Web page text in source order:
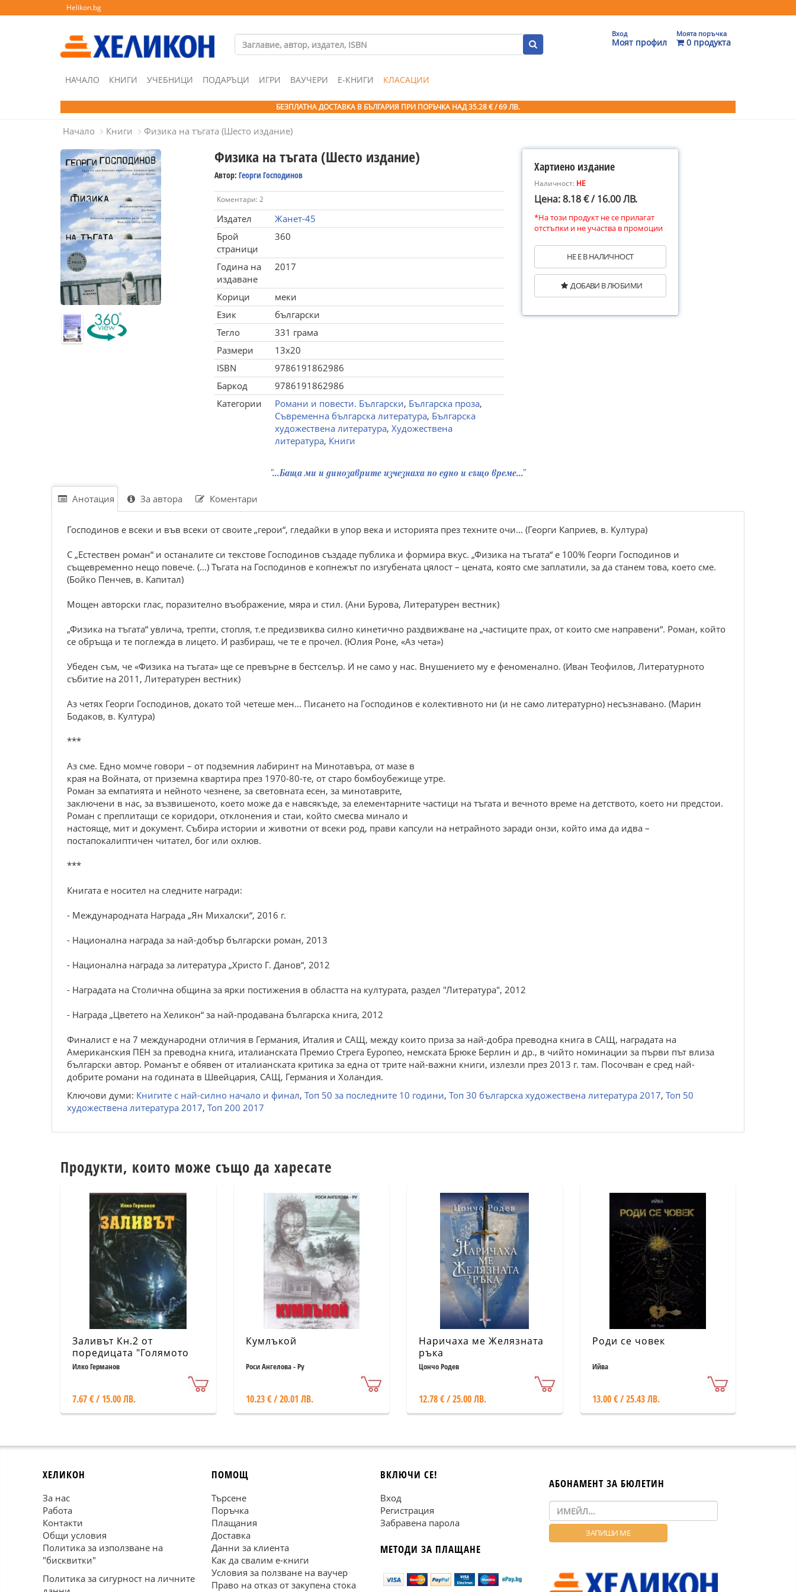
Helikon.bg
Вход
Моят профил
Моята поръчка
0 продукта
НАЧАЛО КНИГИ УЧЕБНИЦИ ПОДАРЪЦИ ИГРИ ВАУЧЕРИ Е-КНИГИ КЛАСАЦИИ
БЕЗПЛАТНА ДОСТАВКА В БЪЛГАРИЯ ПРИ ПОРЪЧКА НАД 35.28 € / 69 ЛВ.
Начало Книги Физика на тъгата (Шесто издание)
Физика на тъгата (Шесто издание)
Автор: Георги Господинов
Коментари: 2
Издател
Жанет-45
Брой
страници
360
Година на
издаване
2017
Корици
меки
Език
български
Тегло
331 грама
Размери
13x20
ISBN
9786191862986
Баркод
9786191862986
Категории
Романи и повести. Български, Българска проза,
Съвременна българска литература, Българска
художествена литература, Художествена
литература, Книги
Хартиено издание
Наличност: НЕ
Цена: 8.18 € / 16.00 ЛВ.
*На този продукт не се прилагат
отстъпки и не участва в промоции
НЕ Е В НАЛИЧНОСТ
ДОБАВИ В ЛЮБИМИ
"...Баща ми и динозаврите изчезнаха по едно и също време..."
Анотация За автора Коментари
Господинов е всеки и във всеки от своите „герои“, гледайки в упор века и историята през техните очи... (Георги Каприев, в. Култура)
С „Естествен роман“ и останалите си текстове Господинов създаде публика и формира вкус. „Физика на тъгата“ е 100% Георги Господинов и
същевременно нещо повече. (...) Тъгата на Господинов е копнежът по изгубената цялост – цената, която сме заплатили, за да станем това, което сме.
(Бойко Пенчев, в. Капитал)
Мощен авторски глас, поразително въображение, мяра и стил. (Ани Бурова, Литературен вестник)
„Физика на тъгата“ увлича, трепти, стопля, т.е предизвиква силно кинетично раздвижване на „частиците прах, от които сме направени“. Роман, който
се обръща и те поглежда в лицето. И разбираш, че те е прочел. (Юлия Роне, «Аз чета»)
Убеден съм, че «Физика на тъгата» ще се превърне в бестселър. И не само у нас. Внушението му е феноменално. (Иван Теофилов, Литературното
събитие на 2011, Литературен вестник)
Аз четях Георги Господинов, докато той четеше мен... Писането на Господинов е колективното ни (и не само литературно) несъзнавано. (Марин
Бодаков, в. Култура)
***
Аз сме. Едно момче говори – от подземния лабиринт на Минотавъра, от мазе в
края на Войната, от приземна квартира през 1970-80-те, от старо бомбоубежище утре.
Роман за емпатията и нейното чезнене, за световната есен, за минотаврите,
заключени в нас, за възвишеното, което може да е навсякъде, за елементарните частици на тъгата и вечното време на детството, което ни предстои.
Роман с преплитащи се коридори, отклонения и стаи, който смесва минало и
настояще, мит и документ. Събира истории и животни от всеки род, прави капсули на нетрайното заради онзи, който има да идва –
постапокалиптичен читател, бог или охлюв.
***
Книгата е носител на следните награди:
- Международната Награда „Ян Михалски“, 2016 г.
- Национална награда за най-добър български роман, 2013
- Национална награда за литература „Христо Г. Данов“, 2012
- Наградата на Столична община за ярки постижения в областта на културата, раздел "Литература", 2012
- Награда „Цветето на Хеликон“ за най-продавана българска книга, 2012
Финалист е на 7 международни отличия в Германия, Италия и САЩ, между които приза за най-добра преводна книга в САЩ, наградата на
Американския ПЕН за преводна книга, италианската Премио Стрега Еуропео, немската Брюке Берлин и др., в чийто номинации за първи път влиза
български автор. Романът е обявен от италианската критика за една от трите най-важни книги, излезли през 2013 г. там. Посочван е сред най-
добрите романи на годината в Швейцария, САЩ, Германия и Холандия.
Ключови думи: Книгите с най-силно начало и финал, Топ 50 за последните 10 години, Топ 30 българска художествена литература 2017, Топ 50
художествена литература 2017, Топ 200 2017
Продукти, които може също да харесате
Заливът Кн.2 от
поредицата "Голямото
отвън"
Илко Германов
7.67 € / 15.00 ЛВ.
Кумлъкой
Роси Ангелова - Ру
10.23 € / 20.01 ЛВ.
Наричаха ме Желязната
ръка
Цончо Родев
12.78 € / 25.00 ЛВ.
Роди се човек
Ийва
13.00 € / 25.43 ЛВ.
ХЕЛИКОН
За нас
Работа
Контакти
Общи условия
Политика за използване на
"бисквитки"
Политика за сигурност на личните
ПОМОЩ
Търсене
Поръчка
Плащания
Доставка
Данни за клиента
Как да свалим е-книги
Условия за ползване на ваучер
Право на отказ от закупена стока
ВКЛЮЧИ СЕ!
Вход
Регистрация
Забравена парола
МЕТОДИ ЗА ПЛАЩАНЕ
АБОНАМЕНТ ЗА БЮЛЕТИН